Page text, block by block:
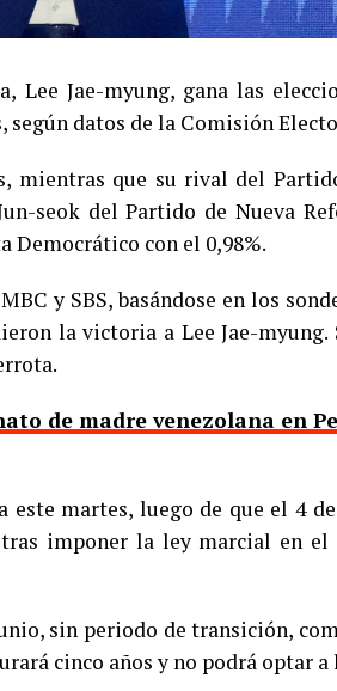
Jae-myung, gana las
según datos de la Comisión
mientras que su rival del
seok del Partido de Nueva
Democrático con el 0,98%.
y SBS, basándose en los
la victoria a Lee Jae-
de madre venezolana en
este martes, luego de que el 4
imponer la ley marcial en
sin periodo de transición,
cinco años y no podrá optar a